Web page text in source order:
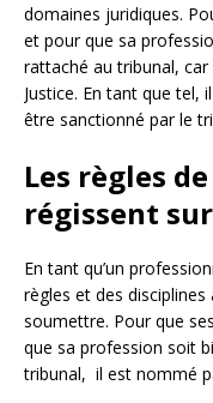
domaines juridiques.
et pour que sa
rattaché au tribunal,
Justice. En tant que tel,
être sanctionné par le
Les règles
régissent
En tant qu’un
règles et des disciplines
soumettre. Pour que
que sa profession soit
tribunal, il est nommé